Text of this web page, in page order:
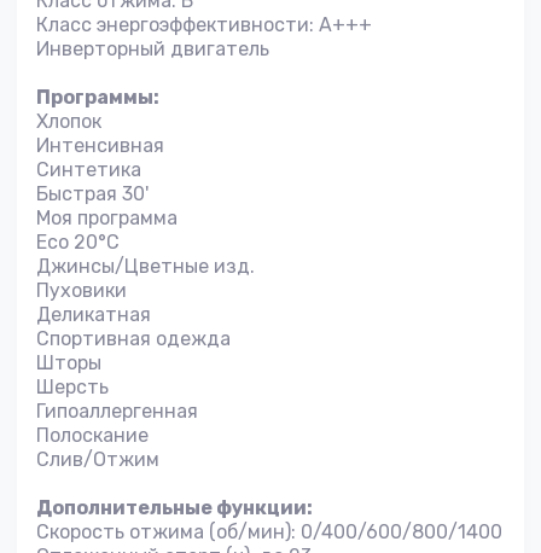
Класс энергоэффективности: A+++
Инверторный двигатель
Программы:
Хлопок
Интенсивная
Синтетика
Быстрая 30'
Моя программа
Eco 20°C
Джинсы/Цветные изд.
Пуховики
Деликатная
Спортивная одежда
Шторы
Шерсть
Гипоаллергенная
Полоскание
Слив/Отжим
Дополнительные функции:
Скорость отжима (об/мин): 0/400/600/800/1400